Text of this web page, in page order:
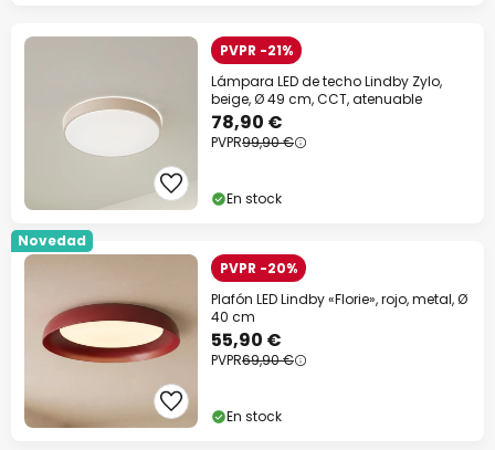
PVPR -21%
Lámpara LED de techo Lindby Zylo,
beige, Ø 49 cm, CCT, atenuable
78,90 €
PVPR99,90 €
En stock
Novedad
PVPR -20%
Plafón LED Lindby «Florie», rojo, metal, Ø
40 cm
55,90 €
PVPR69,90 €
En stock